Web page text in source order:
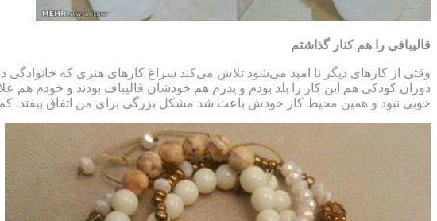
قالیبافی را هم کنار گذاشتم
وقتی از کارهای دیگر نا امید می‌شود تلاش می‌کند سراغ کارهای هنری که خانوادگی
دوران کودکی هم این کار را بلد بودم و پدرم هم خودشان قالیباف بودند و خودم هم
خوبی نبود و همین محیط کار خودش باعث شد مشکل بزرگی برای من اتفاق بیفتد.